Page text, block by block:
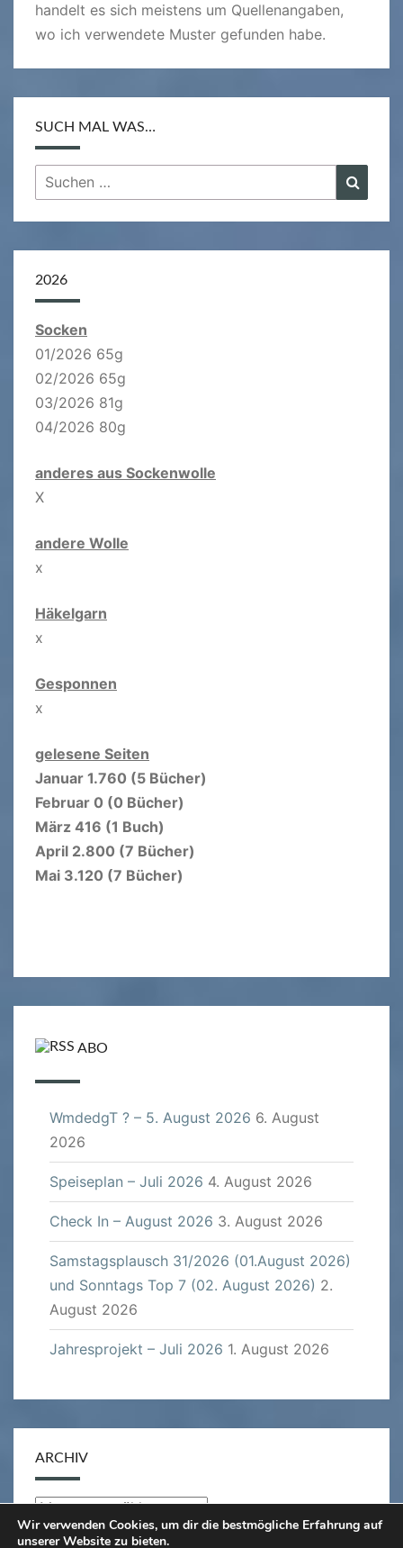
handelt es sich meistens um Quellenangaben,
wo ich verwendete Muster gefunden habe.
SUCH MAL WAS…
Suchen
nach:
2026
Socken
01/2026 65g
02/2026 65g
03/2026 81g
04/2026 80g
anderes aus Sockenwolle
X
andere Wolle
x
Häkelgarn
x
Gesponnen
x
gelesene Seiten
Januar 1.760 (5 Bücher)
Februar 0 (0 Bücher)
März 416 (1 Buch)
April 2.800 (7 Bücher)
Mai 3.120 (7 Bücher)
ABO
WmdedgT ? – 5. August 2026 6. August
2026
Speiseplan – Juli 2026 4. August 2026
Check In – August 2026 3. August 2026
Samstagsplausch 31/2026 (01.August 2026)
und Sonntags Top 7 (02. August 2026) 2.
August 2026
Jahresprojekt – Juli 2026 1. August 2026
ARCHIV
Archiv
Wir verwenden Cookies, um dir die bestmögliche Erfahrung auf
unserer Website zu bieten.